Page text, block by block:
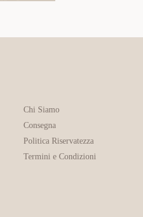
Chi Siamo
Consegna
Politica Riservatezza
Termini e Condizioni